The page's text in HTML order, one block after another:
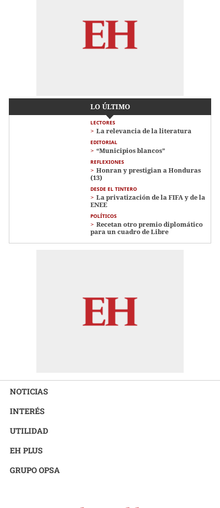
LO ÚLTIMO
LECTORES
La relevancia de la literatura
EDITORIAL
“Municipios blancos”
REFLEXIONES
Honran y prestigian a Honduras
(13)
DESDE EL TINTERO
La privatización de la FIFA y de la
ENEE
POLÍTICOS
Recetan otro premio diplomático
para un cuadro de Libre
NOTICIAS
INTERÉS
UTILIDAD
EH PLUS
GRUPO OPSA